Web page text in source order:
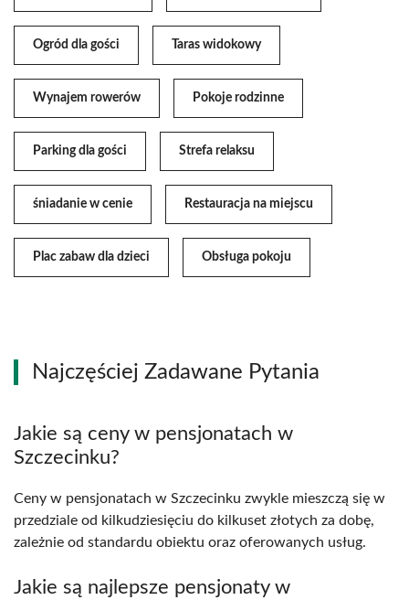
Ogród dla gości Taras widokowy
Wynajem rowerów Pokoje rodzinne
Parking dla gości Strefa relaksu
śniadanie w cenie Restauracja na miejscu
Plac zabaw dla dzieci Obsługa pokoju
Najczęściej Zadawane Pytania
Jakie są ceny w pensjonatach w
Szczecinku?
Ceny w pensjonatach w Szczecinku zwykle mieszczą się w
przedziale od kilkudziesięciu do kilkuset złotych za dobę,
zależnie od standardu obiektu oraz oferowanych usług.
Jakie są najlepsze pensjonaty w